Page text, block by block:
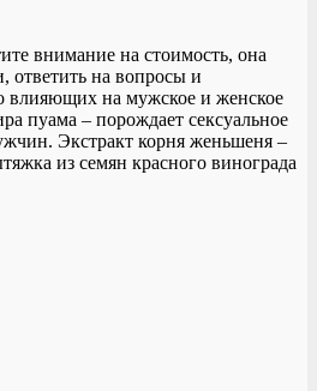
внимание на стоимость, она
ответить на вопросы и
влияющих на мужское и женское
пуама – порождает сексуальное
Экстракт корня женьшеня –
из семян красного винограда